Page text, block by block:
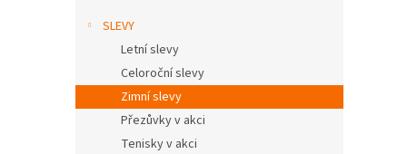
SLEVY
Letní slevy
Celoroční slevy
Zimní slevy
Přezůvky v akci
Tenisky v akci